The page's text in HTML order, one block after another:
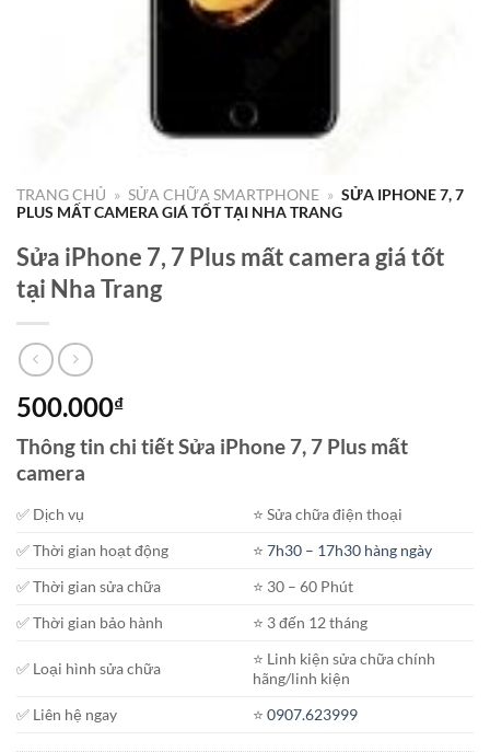
TRANG CHỦ » SỬA CHỮA SMARTPHONE » SỬA IPHONE 7, 7
PLUS MẤT CAMERA GIÁ TỐT TẠI NHA TRANG
Sửa iPhone 7, 7 Plus mất camera giá tốt
tại Nha Trang
500.000₫
Thông tin chi tiết Sửa iPhone 7, 7 Plus mất
camera
✅ Dịch vụ
⭐️ Sửa chữa điện thoại
✅ Thời gian hoạt động
⭐️7h30 – 17h30 hàng ngày
✅ Thời gian sửa chữa
⭐️ 30 – 60 Phút
✅ Thời gian bảo hành
⭐️ 3 đến 12 tháng
✅ Loại hình sửa chữa
⭐️ Linh kiện sửa chữa chính
hãng/linh kiện
✅ Liên hệ ngay
⭐️0907.623999